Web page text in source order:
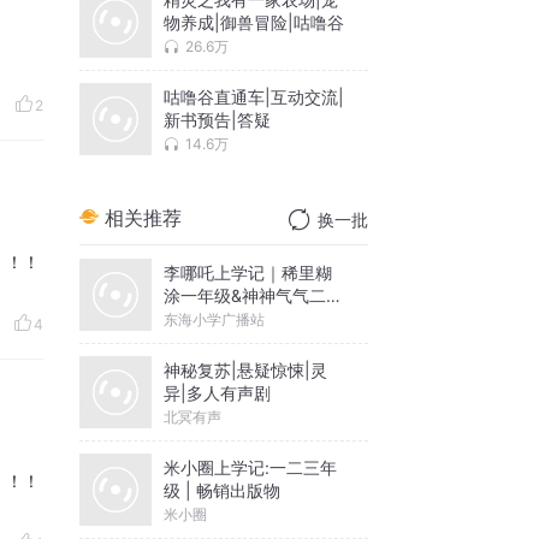
2
！
4
！
物养成|御兽冒险|咕噜谷
26.6万
咕噜谷直通车|互动交流|
新书预告|答疑
14.6万
相关推荐 换一批
李哪吒上学记｜稀里糊
涂一年级&神神气气二年
级
东海小学广播站
神秘复苏|悬疑惊悚|灵
异|多人有声剧
北冥有声
米小圈上学记:一二三年
级 | 畅销出版物
米小圈